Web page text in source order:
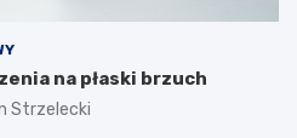
na płaski brzuch
Strzelecki